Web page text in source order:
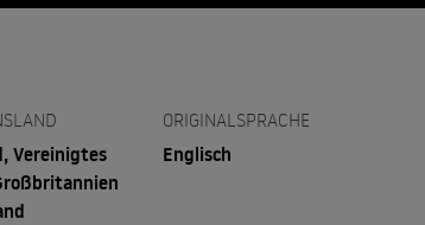
Vereinigtes
ORIGINALSPRACHE
Englisch